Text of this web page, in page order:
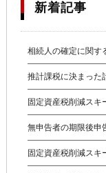
新着記事
相続人の確定に関す
推計課税に決まった
固定資産税削減スキ
無申告者の期限後申
固定資産税削減スキ